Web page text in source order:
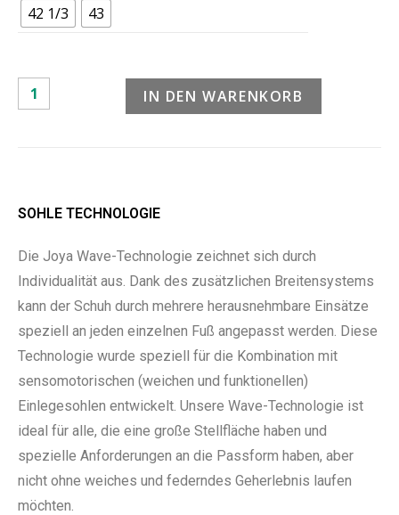
42 1/3
43
IN DEN WARENKORB
SOHLE TECHNOLOGIE
Die Joya Wave-Technologie zeichnet sich durch
Individualität aus. Dank des zusätzlichen Breitensystems
kann der Schuh durch mehrere herausnehmbare Einsätze
speziell an jeden einzelnen Fuß angepasst werden. Diese
Technologie wurde speziell für die Kombination mit
sensomotorischen (weichen und funktionellen)
Einlegesohlen entwickelt. Unsere Wave-Technologie ist
ideal für alle, die eine große Stellfläche haben und
spezielle Anforderungen an die Passform haben, aber
nicht ohne weiches und federndes Geherlebnis laufen
möchten.